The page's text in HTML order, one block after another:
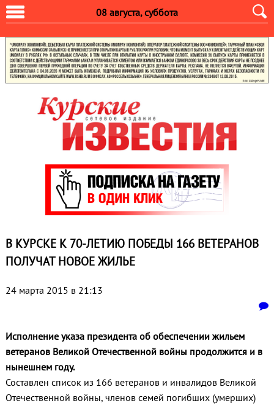
08 августа, суббота
В КУРСКЕ К 70-ЛЕТИЮ ПОБЕДЫ 166 ВЕТЕРАНОВ
ПОЛУЧАТ НОВОЕ ЖИЛЬЕ
24 марта 2015 в 21:13
Исполнение указа президента об обеспечении жильем
ветеранов Великой Отечественной войны продолжится и в
нынешнем году.
Составлен список из 166 ветеранов и инвалидов Великой
Отечественной войны, членов семей погибших (умерших)